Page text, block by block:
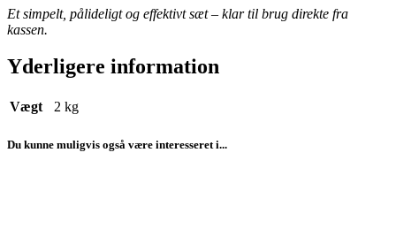
Et simpelt, pålideligt og effektivt sæt – klar til brug direkte fra
kassen.
Yderligere information
Vægt 2 kg
Du kunne muligvis også være interesseret i...